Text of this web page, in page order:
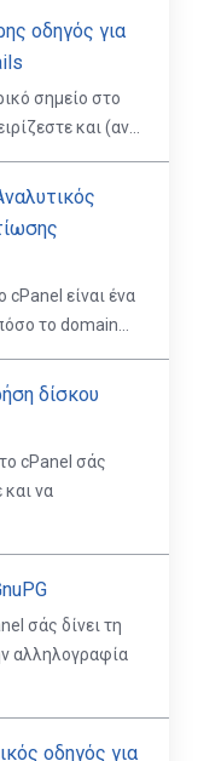
οδηγός για
σημείο στο
και (αν...
είναι ένα
το domain...
δίσκου
cPanel σάς
και να
σάς δίνει τη
αλληλογραφία
οδηγός για